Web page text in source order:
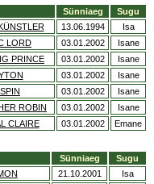
Sünniaeg
Sugu
13.06.1994
Isa
LORD 03.01.2002
Isane
PRINCE 03.01.2002
Isane
03.01.2002
Isane
03.01.2002
Isane
ROBIN 03.01.2002
Isane
CLAIRE 03.01.2002
Emane
Sünniaeg
Sugu
21.10.2001
Isa